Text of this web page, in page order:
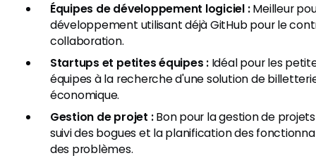
Équipes de développement logiciel :Meilleur
développement utilisant déjà GitHub pour le
collaboration.
Startups et petites équipes :Idéal pour les
équipes à la recherche d'une solution de
économique.
Gestion de projet :Bon pour la gestion de
suivi des bogues et la planification des
des problèmes.